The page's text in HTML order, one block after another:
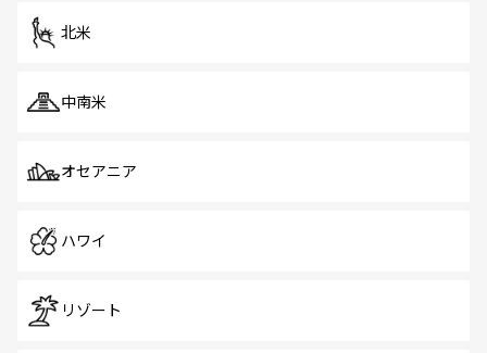
北米
中南米
オセアニア
ハワイ
リゾート